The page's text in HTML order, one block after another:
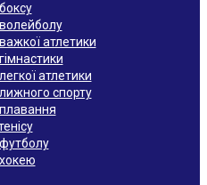
атлетики
атлетики
спорту